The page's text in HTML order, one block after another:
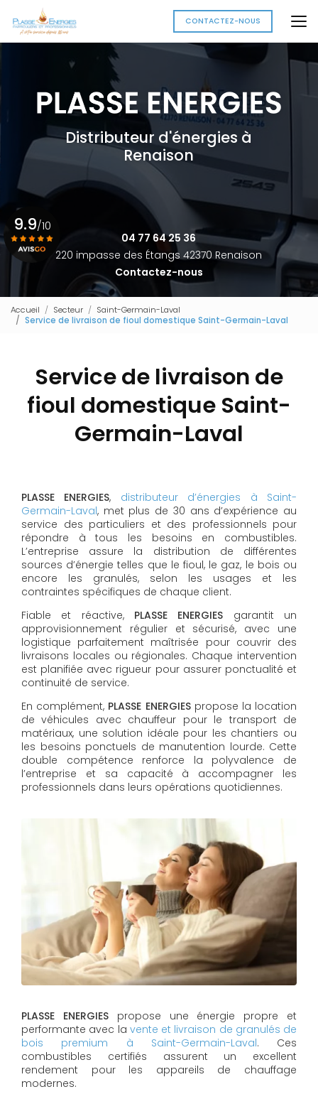
au
contenu
principal
CONTACTEZ-NOUS
Distributeur d'énergies à
Renaison
04 77 64 25 36
220 impasse des Étangs 42370 Renaison
Contactez-nous
9.9/10
Accueil Secteur
Saint-Germain-Laval
Service de livraison de fioul domestique Saint-Germain-Laval
Service de livraison de
fioul domestique Saint-
Germain-Laval
PLASSE ENERGIES, distributeur d’énergies à Saint-
Germain-Laval, met plus de 30 ans d’expérience au
service des particuliers et des professionnels pour
répondre à tous les besoins en combustibles.
L’entreprise assure la distribution de différentes
sources d’énergie telles que le fioul, le gaz, le bois ou
encore les granulés, selon les usages et les
contraintes spécifiques de chaque client.
Fiable et réactive, PLASSE ENERGIES garantit un
approvisionnement régulier et sécurisé, avec une
logistique parfaitement maîtrisée pour couvrir des
livraisons locales ou régionales. Chaque intervention
est planifiée avec rigueur pour assurer ponctualité et
continuité de service.
En complément, PLASSE ENERGIESpropose la location
de véhicules avec chauffeur pour le transport de
matériaux, une solution idéale pour les chantiers ou
les besoins ponctuels de manutention lourde. Cette
double compétence renforce la polyvalence de
l’entreprise et sa capacité à accompagner les
professionnels dans leurs opérations quotidiennes.
PLASSE ENERGIESpropose une énergie propre et
performante avec la vente et livraison de granulés de
bois premium à Saint-Germain-Laval. Ces
combustibles certifiés assurent un excellent
rendement pour les appareils de chauffage
modernes.